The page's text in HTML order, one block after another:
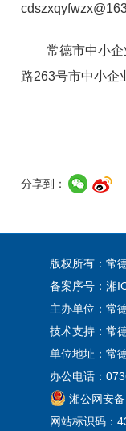
常德市中小
路263号市中小企
分享到：
版权所有：常
备案序号： 湘
主办单位：常
技术支持：常
单位地址：常
办公电话：
湘公网安
网站标识码：